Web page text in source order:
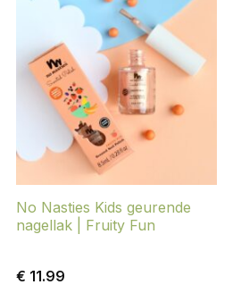
No Nasties Kids geurende
nagellak | Fruity Fun
€ 11.99